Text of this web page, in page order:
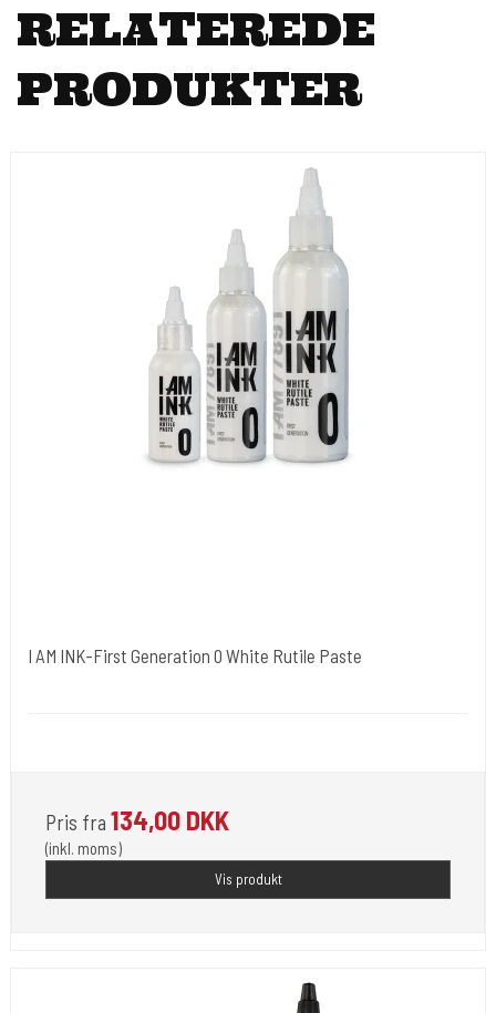
RELATEREDE
PRODUKTER
I AM INK-First Generation 0 White Rutile Paste
Pris fra 134,00 DKK
(inkl. moms)
Vis produkt